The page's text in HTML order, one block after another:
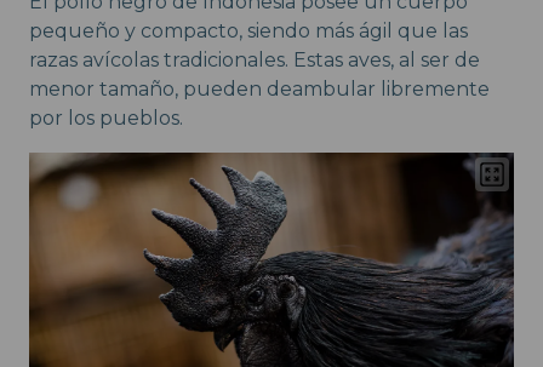
pequeño y compacto, siendo más ágil que las
razas avícolas tradicionales. Estas aves, al ser de
menor tamaño, pueden deambular libremente
por los pueblos.